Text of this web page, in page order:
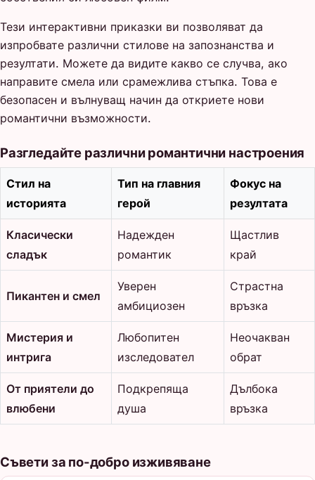
Тези интерактивни приказки ви позволяват да
изпробвате различни стилове на запознанства и
резултати. Можете да видите какво се случва, ако
направите смела или срамежлива стъпка. Това е
безопасен и вълнуващ начин да откриете нови
романтични възможности.
Разгледайте различни романтични настроения
Стил на
историята
Тип на главния
герой
Фокус на
резултата
Класически
сладък
Надежден
романтик
Щастлив
край
Пикантен и смел
Уверен
амбициозен
Страстна
връзка
Мистерия и
интрига
Любопитен
изследовател
Неочакван
обрат
От приятели до
влюбени
Подкрепяща
душа
Дълбока
връзка
Съвети за по-добро изживяване